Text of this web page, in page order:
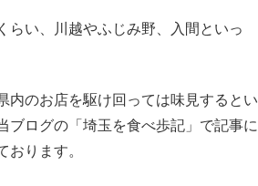
らい、川越やふじみ野、入間といっ
内のお店を駆け回っては味見するとい
ブログの「埼玉を食べ歩記」で記事に
おります。